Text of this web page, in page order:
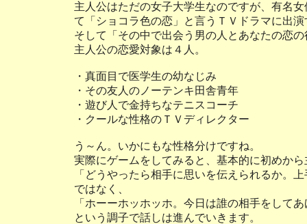
主人公はただの女子大学生なのですが、有名
て「ショコラ色の恋」と言うＴＶドラマに出
そして「その中で出会う男の人とあなたの恋
主人公の恋愛対象は４人。
・真面目で医学生の幼なじみ
・その友人のノーテンキ田舎青年
・遊び人で金持ちなテニスコーチ
・クールな性格のＴＶディレクター
う～ん。いかにもな性格分けですね。
実際にゲームをしてみると、基本的に初めか
「どうやったら相手に思いを伝えられるか。
ではなく、
「ホーーホッホッホ。今日は誰の相手をして
という調子で話しは進んでいきます。